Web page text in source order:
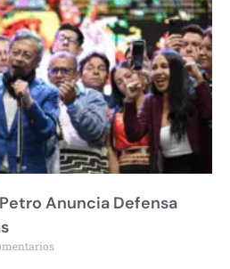
Anuncia Defensa